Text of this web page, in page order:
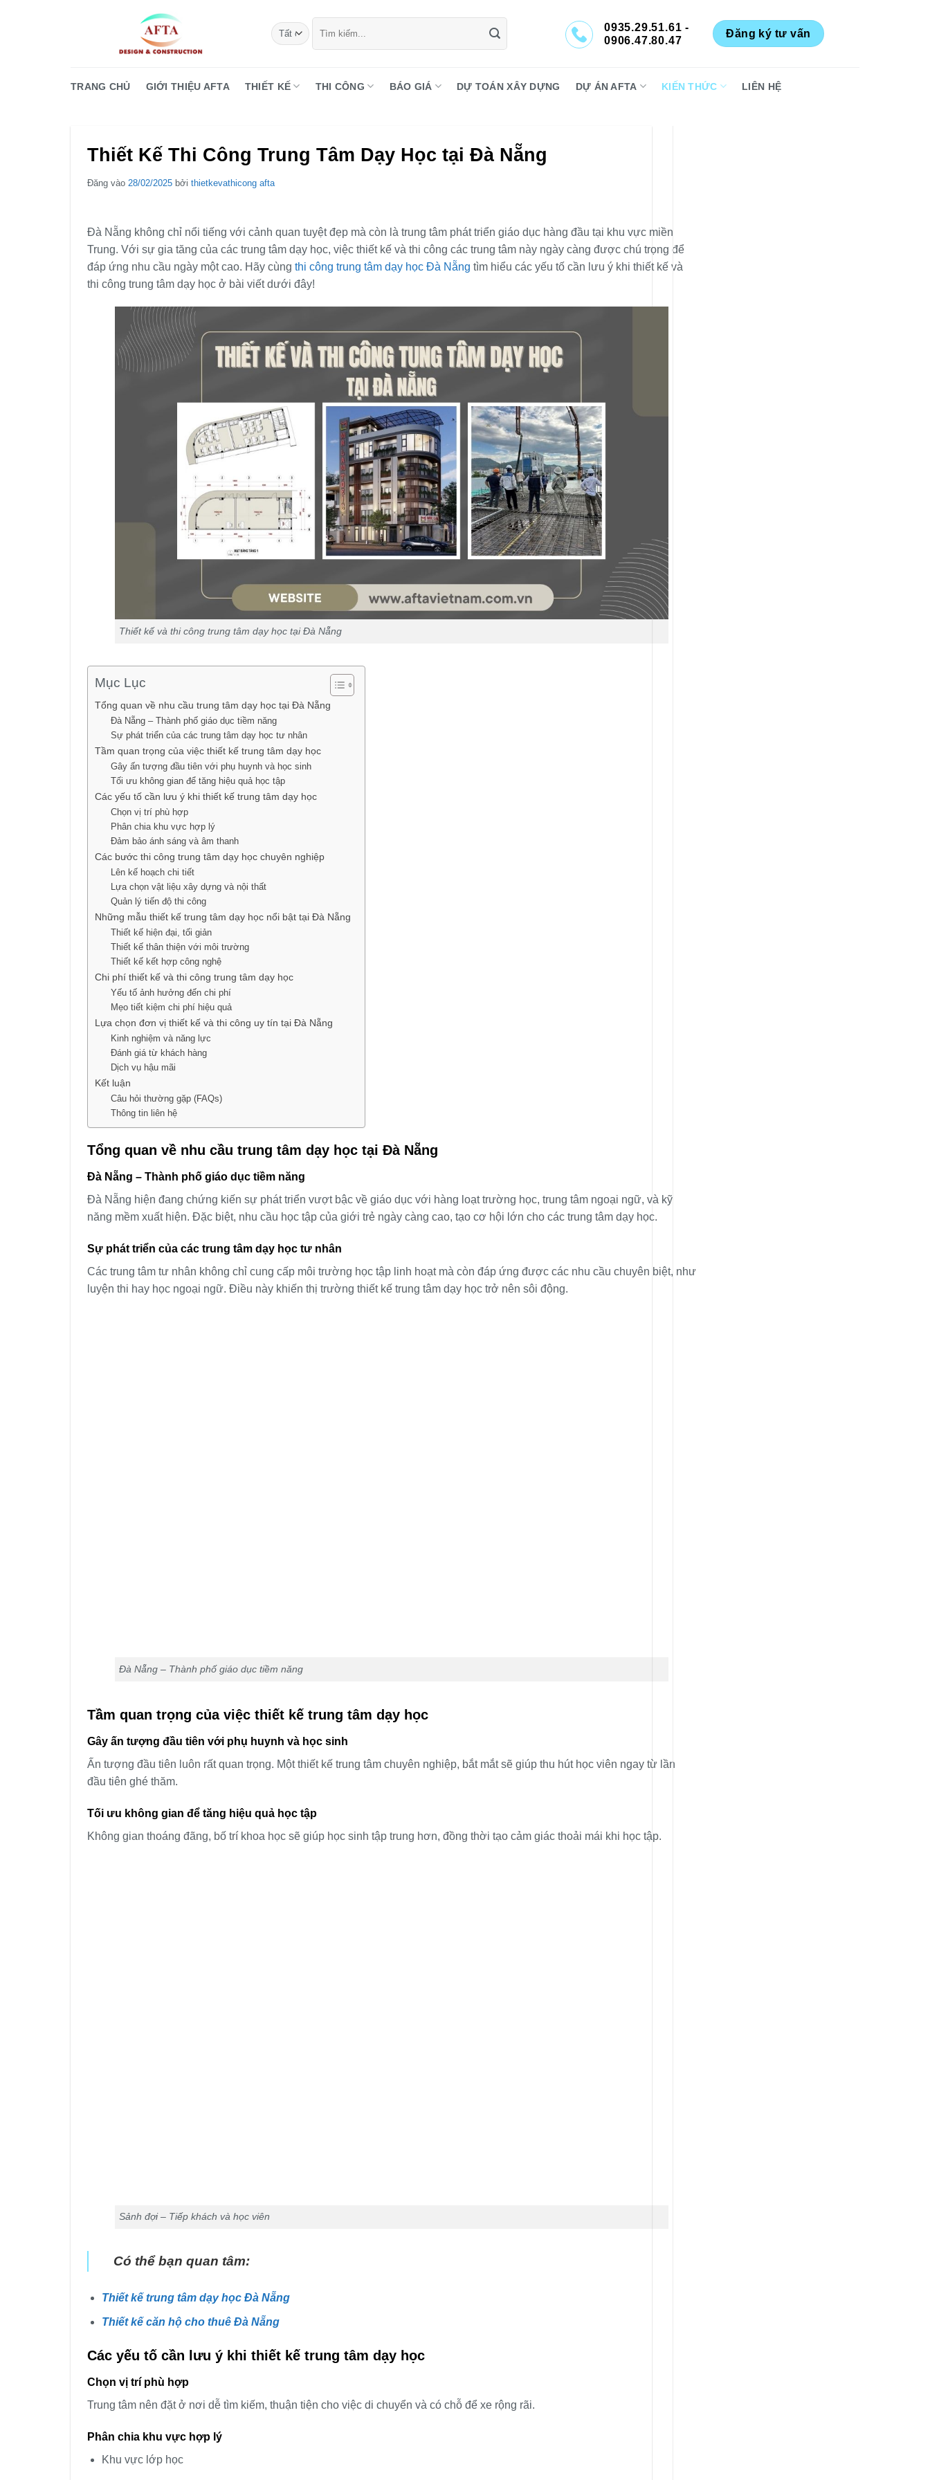
kiếm:
0935.29.51.61 -
0906.47.80.47
Đăng ký tư vấn
TRANG CHỦ GIỚI THIỆU AFTA THIẾT KẾ THI CÔNG BÁO GIÁ DỰ TOÁN XÂY DỰNG DỰ ÁN AFTA KIẾN THỨC LIÊN HỆ
Thiết Kế Thi Công Trung Tâm Dạy Học tại Đà Nẵng
Đăng vào 28/02/2025 bởi thietkevathicong afta
Đà Nẵng không chỉ nổi tiếng với cảnh quan tuyệt đẹp mà còn là trung tâm phát triển giáo dục hàng đầu tại khu vực miền
Trung. Với sự gia tăng của các trung tâm dạy học, việc thiết kế và thi công các trung tâm này ngày càng được chú trọng để
đáp ứng nhu cầu ngày một cao. Hãy cùng thi công trung tâm dạy học Đà Nẵng tìm hiểu các yếu tố cần lưu ý khi thiết kế và
thi công trung tâm dạy học ở bài viết dưới đây!
Thiết kế và thi công trung tâm dạy học tại Đà Nẵng
Mục Lục
Tổng quan về nhu cầu trung tâm dạy học tại Đà Nẵng
Đà Nẵng – Thành phố giáo dục tiềm năng
Sự phát triển của các trung tâm dạy học tư nhân
Tầm quan trọng của việc thiết kế trung tâm dạy học
Gây ấn tượng đầu tiên với phụ huynh và học sinh
Tối ưu không gian để tăng hiệu quả học tập
Các yếu tố cần lưu ý khi thiết kế trung tâm dạy học
Chọn vị trí phù hợp
Phân chia khu vực hợp lý
Đảm bảo ánh sáng và âm thanh
Các bước thi công trung tâm dạy học chuyên nghiệp
Lên kế hoạch chi tiết
Lựa chọn vật liệu xây dựng và nội thất
Quản lý tiến độ thi công
Những mẫu thiết kế trung tâm dạy học nổi bật tại Đà Nẵng
Thiết kế hiện đại, tối giản
Thiết kế thân thiện với môi trường
Thiết kế kết hợp công nghệ
Chi phí thiết kế và thi công trung tâm dạy học
Yếu tố ảnh hưởng đến chi phí
Mẹo tiết kiệm chi phí hiệu quả
Lựa chọn đơn vị thiết kế và thi công uy tín tại Đà Nẵng
Kinh nghiệm và năng lực
Đánh giá từ khách hàng
Dịch vụ hậu mãi
Kết luận
Câu hỏi thường gặp (FAQs)
Thông tin liên hệ
Tổng quan về nhu cầu trung tâm dạy học tại Đà Nẵng
Đà Nẵng – Thành phố giáo dục tiềm năng
Đà Nẵng hiện đang chứng kiến sự phát triển vượt bậc về giáo dục với hàng loạt trường học, trung tâm ngoại ngữ, và kỹ
năng mềm xuất hiện. Đặc biệt, nhu cầu học tập của giới trẻ ngày càng cao, tạo cơ hội lớn cho các trung tâm dạy học.
Sự phát triển của các trung tâm dạy học tư nhân
Các trung tâm tư nhân không chỉ cung cấp môi trường học tập linh hoạt mà còn đáp ứng được các nhu cầu chuyên biệt, như
luyện thi hay học ngoại ngữ. Điều này khiến thị trường thiết kế trung tâm dạy học trở nên sôi động.
Đà Nẵng – Thành phố giáo dục tiềm năng
Tầm quan trọng của việc thiết kế trung tâm dạy học
Gây ấn tượng đầu tiên với phụ huynh và học sinh
Ấn tượng đầu tiên luôn rất quan trọng. Một thiết kế trung tâm chuyên nghiệp, bắt mắt sẽ giúp thu hút học viên ngay từ lần
đầu tiên ghé thăm.
Tối ưu không gian để tăng hiệu quả học tập
Không gian thoáng đãng, bố trí khoa học sẽ giúp học sinh tập trung hơn, đồng thời tạo cảm giác thoải mái khi học tập.
Sảnh đợi – Tiếp khách và học viên
Có thể bạn quan tâm:
Thiết kế trung tâm dạy học Đà Nẵng
Thiết kế căn hộ cho thuê Đà Nẵng
Các yếu tố cần lưu ý khi thiết kế trung tâm dạy học
Chọn vị trí phù hợp
Trung tâm nên đặt ở nơi dễ tìm kiếm, thuận tiện cho việc di chuyển và có chỗ để xe rộng rãi.
Phân chia khu vực hợp lý
Khu vực lớp học